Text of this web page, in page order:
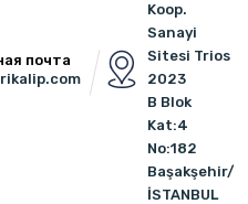
почта
Koop.
Sanayi
Sitesi Trios
2023
B Blok
Kat:4
No:182
Başakşehir/
İSTANBUL